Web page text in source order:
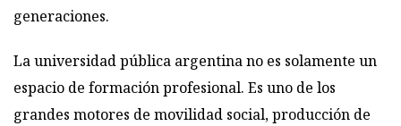
generaciones.
La universidad pública argentina no es solamente un
espacio de formación profesional. Es uno de los
grandes motores de movilidad social, producción de